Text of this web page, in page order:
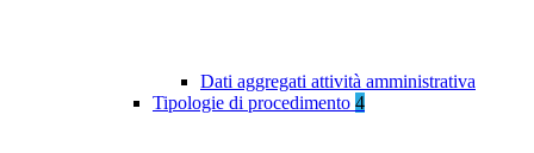
Dati aggregati attività amministrativa
Tipologie di procedimento 4